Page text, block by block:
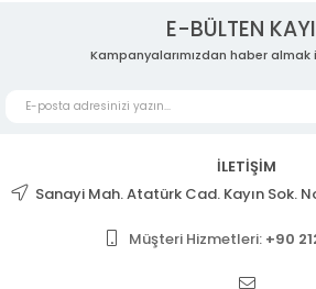
E-BÜLTEN
Kampanyalarımızdan haber almak
İLETİŞİM
Sanayi Mah. Atatürk Cad. Kayın Sok.
Müşteri Hizmetleri: +90